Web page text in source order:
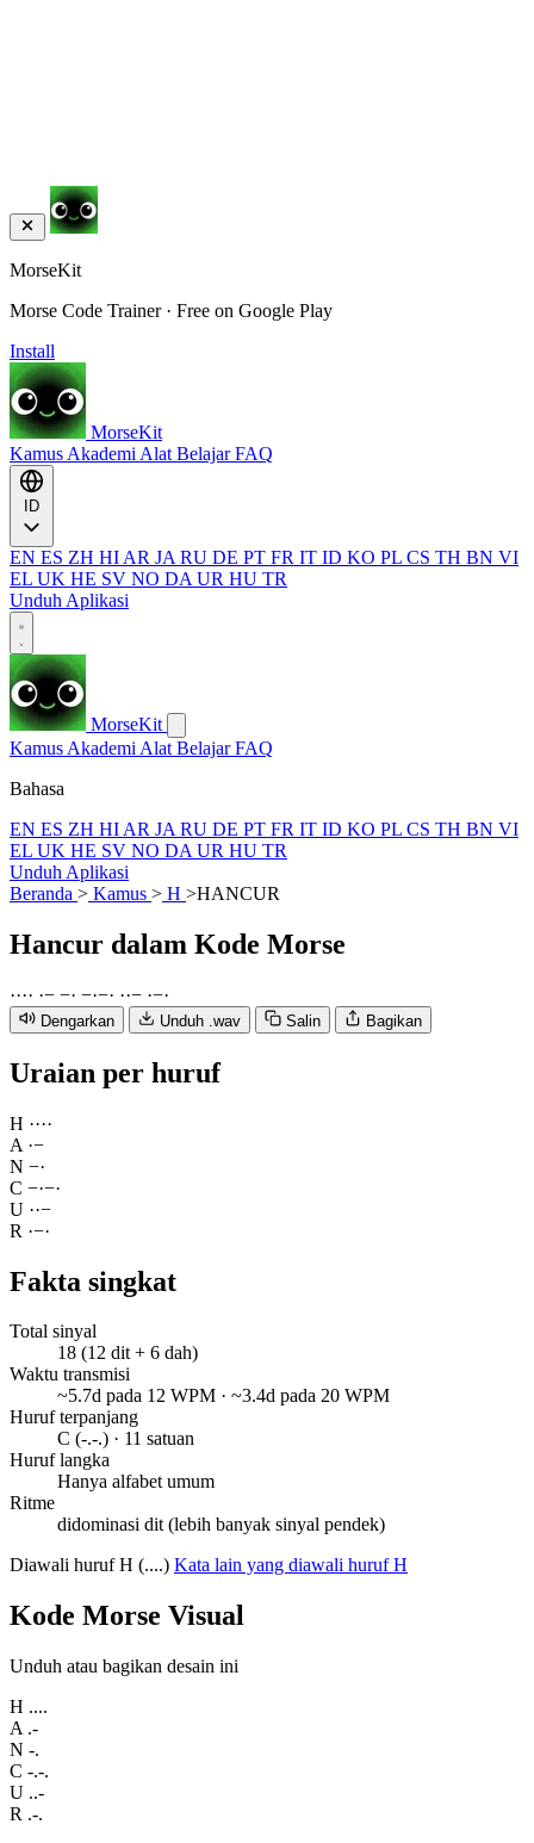
MorseKit
Morse Code Trainer · Free on Google Play
Install
MorseKit
Kamus Akademi Alat BelajarFAQ
EN ES ZH HI AR JA RU DE PT FR IT ID KO PL CS TH BN VI
EL UK HE SV NO DA UR HU TR
Unduh Aplikasi
MorseKit
Kamus Akademi Alat BelajarFAQ
Bahasa
EN ES ZH HI AR JA RU DE PT FR IT ID KO PL CS TH BN VI
EL UK HE SV NO DA UR HU TR
Unduh Aplikasi
Beranda > Kamus > H >HANCUR
Hancur dalam Kode Morse
···· ·− −· −·−· ··− ·−·
Dengarkan Unduh .wav Salin Bagikan
Uraian per huruf
H ····
A ·−
N −·
C −·−·
U ··−
R ·−·
Fakta singkat
Total sinyal
18 (12 dit + 6 dah)
Waktu transmisi
~5.7d pada 12 WPM · ~3.4d pada 20 WPM
Huruf terpanjang
C (-.-.) · 11 satuan
Huruf langka
Hanya alfabet umum
Ritme
didominasi dit (lebih banyak sinyal pendek)
Diawali huruf H (....) Kata lain yang diawali huruf H
Kode Morse Visual
Unduh atau bagikan desain ini
H ....
A .-
N -.
C -.-.
U ..-
R .-.